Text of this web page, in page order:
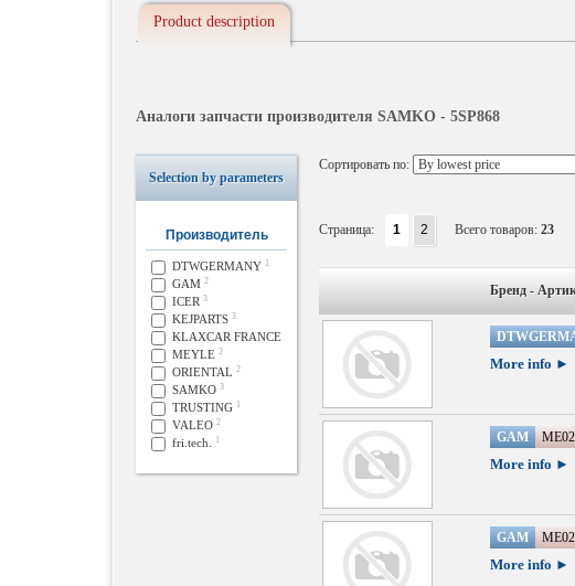
Product description
Аналоги запчасти производителя SAMKO - 5SP868
Selection by parameters
Производитель
DTWGERMANY 1
GAM 2
ICER 3
KEJPARTS 3
KLAXCAR FRANCE
MEYLE 2
ORIENTAL 2
SAMKO 3
TRUSTING 1
VALEO 2
fri.tech. 1
Сортировать по:
Страница: 1 2 Всего товаров: 23
Бренд -
More info ►
GAM
More info ►
GAM
More info ►